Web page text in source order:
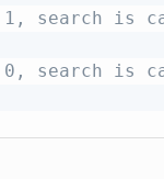
1, search is
search is